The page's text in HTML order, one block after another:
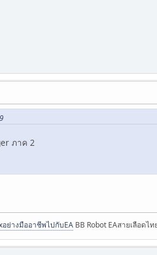
ภาค 2
ย่างมืออาชีพไปกับEA BB Robot EAสายเลือดไ